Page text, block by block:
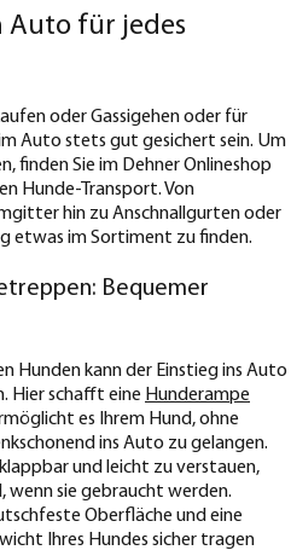
Auto für jedes
oder Gassigehen oder für
im Auto stets gut gesichert sein. Um
finden Sie im Dehner Onlineshop
Hunde-Transport. Von
hin zu Anschnallgurten oder
etwas im Sortiment zu finden.
Bequemer
Hunden kann der Einstieg ins Auto
Hier schafft eine Hunderampe
es Ihrem Hund, ohne
ins Auto zu gelangen.
und leicht zu verstauen,
wenn sie gebraucht werden.
Oberfläche und eine
Ihres Hundes sicher tragen